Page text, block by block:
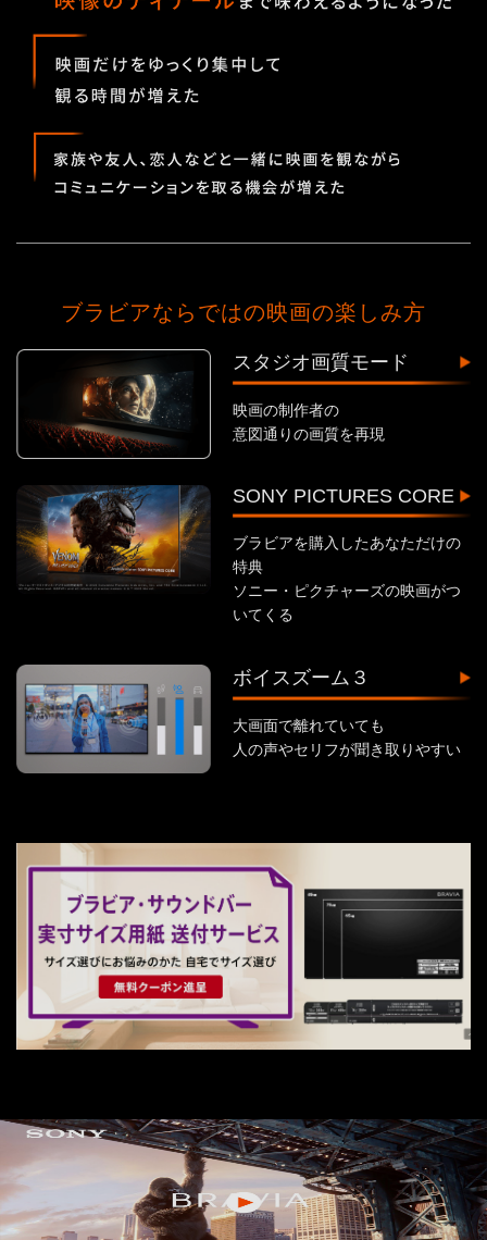
ブラビアならではの映画の楽しみ方
スタジオ画質モード
映画の制作者の
意図通りの画質を再現
SONY PICTURES CORE
ブラビアを購入したあなただけの
特典
ソニー・ピクチャーズの映画がつ
いてくる
ボイスズーム３
大画面で離れていても
人の声やセリフが聞き取りやすい